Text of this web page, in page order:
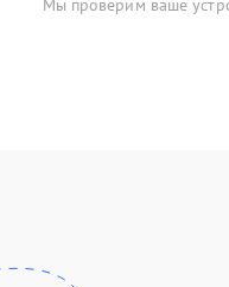
Мы проверим ваше